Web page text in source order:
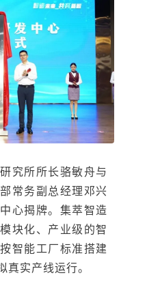
究所所长骆敏舟与
常务副总经理邓兴
心揭牌。集萃智造
块化、产业级的智
智能工厂标准搭建
真实产线运行。